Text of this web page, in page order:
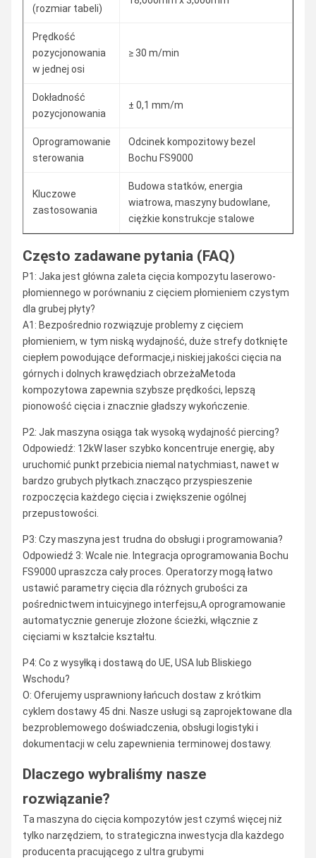
(rozmiar tabeli)
Prędkość
pozycjonowania
w jednej osi
≥ 30 m/min
Dokładność
pozycjonowania
± 0,1 mm/m
Oprogramowanie
sterowania
Odcinek kompozitowy bezel
Bochu FS9000
Kluczowe
zastosowania
Budowa statków, energia
wiatrowa, maszyny budowlane,
ciężkie konstrukcje stalowe
Często zadawane pytania (FAQ)
P1: Jaka jest główna zaleta cięcia kompozytu laserowo-
płomiennego w porównaniu z cięciem płomieniem czystym
dla grubej płyty?
A1: Bezpośrednio rozwiązuje problemy z cięciem
płomieniem, w tym niską wydajność, duże strefy dotknięte
ciepłem powodujące deformacje,i niskiej jakości cięcia na
górnych i dolnych krawędziach obrzeżaMetoda
kompozytowa zapewnia szybsze prędkości, lepszą
pionowość cięcia i znacznie gładszy wykończenie.
P2: Jak maszyna osiąga tak wysoką wydajność piercing?
Odpowiedź: 12kW laser szybko koncentruje energię, aby
uruchomić punkt przebicia niemal natychmiast, nawet w
bardzo grubych płytkach.znacząco przyspieszenie
rozpoczęcia każdego cięcia i zwiększenie ogólnej
przepustowości.
P3: Czy maszyna jest trudna do obsługi i programowania?
Odpowiedź 3: Wcale nie. Integracja oprogramowania Bochu
FS9000 upraszcza cały proces. Operatorzy mogą łatwo
ustawić parametry cięcia dla różnych grubości za
pośrednictwem intuicyjnego interfejsu,A oprogramowanie
automatycznie generuje złożone ścieżki, włącznie z
cięciami w kształcie kształtu.
P4: Co z wysyłką i dostawą do UE, USA lub Bliskiego
Wschodu?
O: Oferujemy usprawniony łańcuch dostaw z krótkim
cyklem dostawy 45 dni. Nasze usługi są zaprojektowane dla
bezproblemowego doświadczenia, obsługi logistyki i
dokumentacji w celu zapewnienia terminowej dostawy.
Dlaczego wybraliśmy nasze
rozwiązanie?
Ta maszyna do cięcia kompozytów jest czymś więcej niż
tylko narzędziem, to strategiczna inwestycja dla każdego
producenta pracującego z ultra grubymi